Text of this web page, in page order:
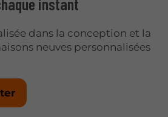
instant
dans la conception et la
neuves personnalisées